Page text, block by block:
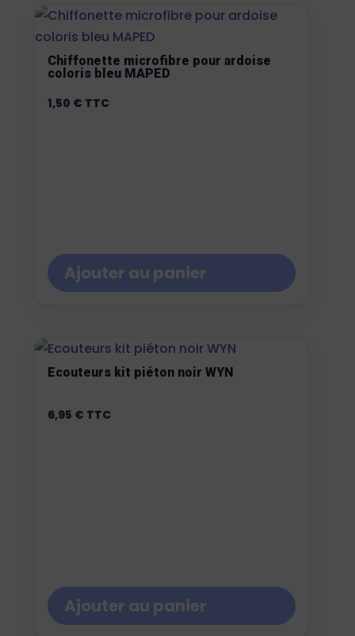
Chiffonette microfibre pour ardoise
coloris bleu MAPED
1,50 € TTC
Ajouter au panier
Ecouteurs kit piéton noir WYN
6,95 € TTC
Ajouter au panier